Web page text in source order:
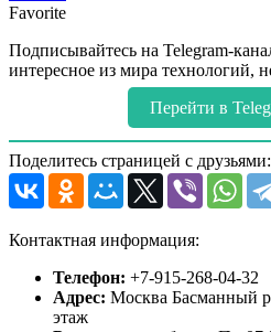
Favorite
Подписывайтесь на Telegram-
интересное из мира технологий,
Перейти в
Поделитесь страницей с друзьями:
Контактная информация:
Телефон: +7-915-268-04-32
Адрес: Москва Басманный
этаж